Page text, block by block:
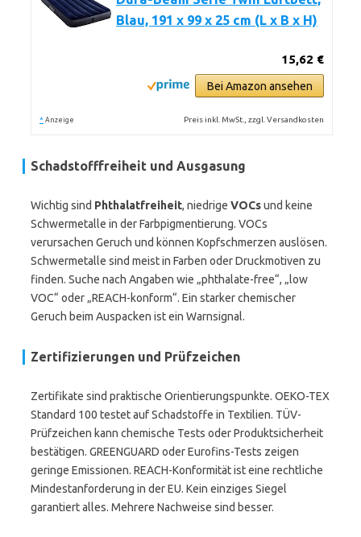
Blau, 191 x 99 x 25 cm (L x B x H)
15,62 €
Bei Amazon ansehen
* Anzeige Preis inkl. MwSt., zzgl. Versandkosten
Schadstofffreiheit und Ausgasung
Wichtig sind Phthalatfreiheit, niedrige VOCsund keine
Schwermetalle in der Farbpigmentierung. VOCs
verursachen Geruch und können Kopfschmerzen auslösen.
Schwermetalle sind meist in Farben oder Druckmotiven zu
finden. Suche nach Angaben wie „phthalate-free“, „low
VOC“ oder „REACH-konform“. Ein starker chemischer
Geruch beim Auspacken ist ein Warnsignal.
Zertifizierungen und Prüfzeichen
Zertifikate sind praktische Orientierungspunkte. OEKO-TEX
Standard 100 testet auf Schadstoffe in Textilien. TÜV-
Prüfzeichen kann chemische Tests oder Produktsicherheit
bestätigen. GREENGUARD oder Eurofins-Tests zeigen
geringe Emissionen. REACH-Konformität ist eine rechtliche
Mindestanforderung in der EU. Kein einziges Siegel
garantiert alles. Mehrere Nachweise sind besser.